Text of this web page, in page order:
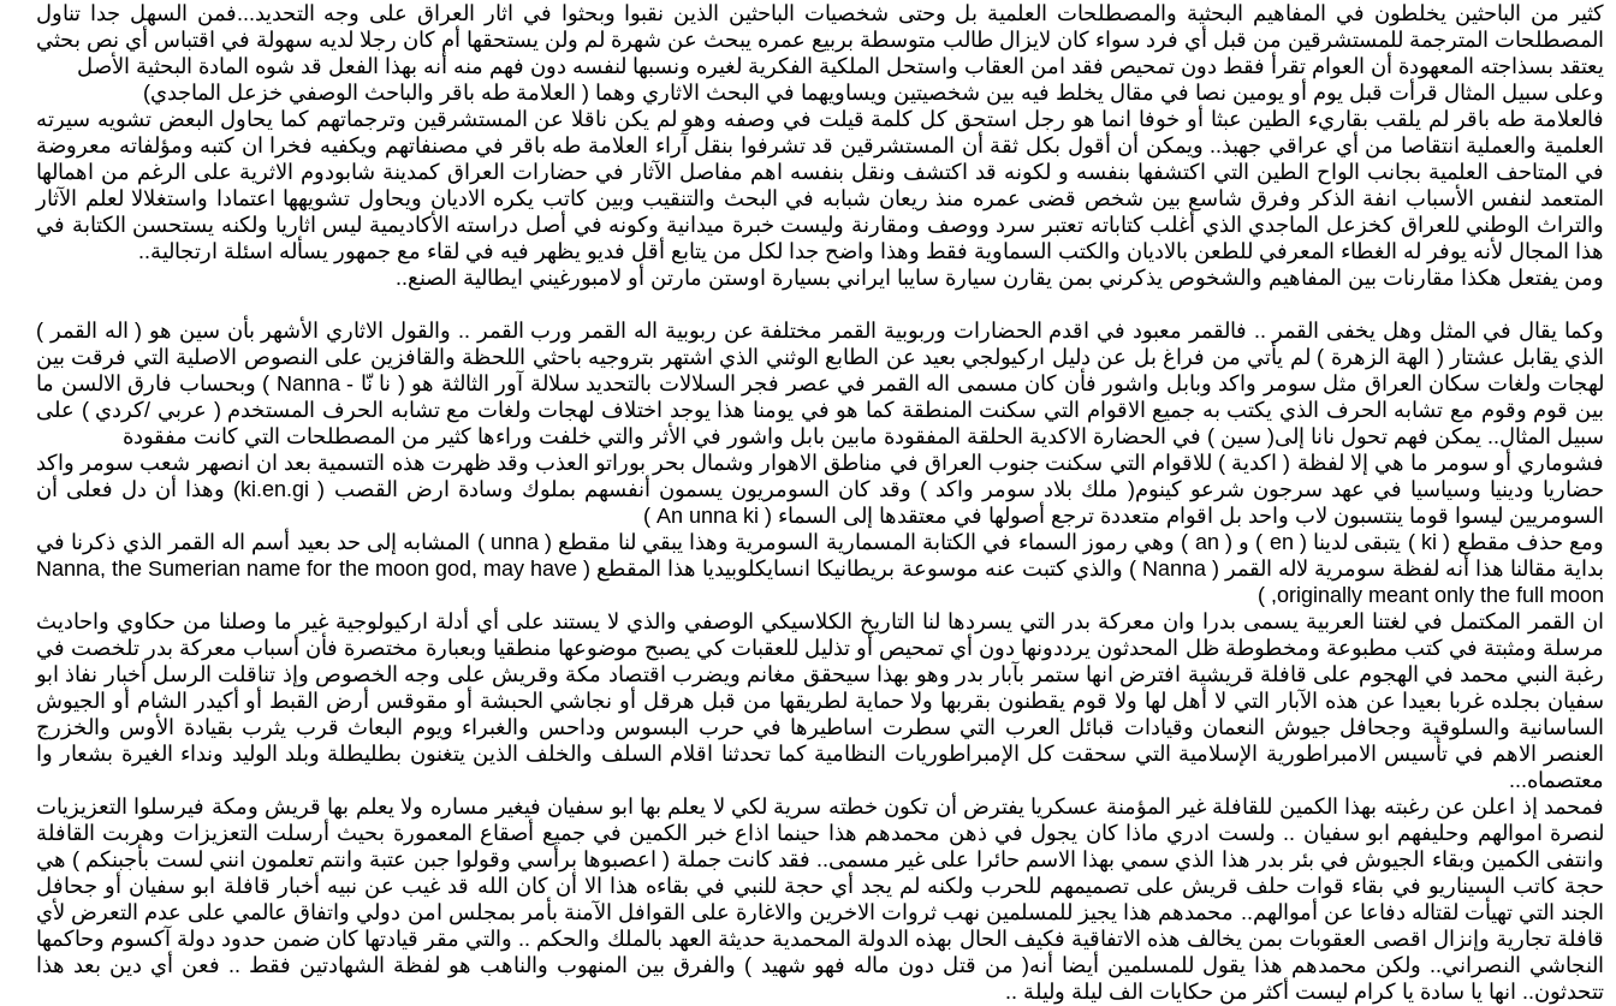
كثير من الباحثين يخلطون في المفاهيم البحثية والمصطلحات العلمية بل وحتى شخصيات الباحثين الذين نقبوا وبحثوا في اثار العراق على وجه التحديد...فمن السهل جدا تناول
المصطلحات المترجمة للمستشرقين من قبل أي فرد سواء كان لايزال طالب متوسطة بربيع عمره يبحث عن شهرة لم ولن يستحقها أم كان رجلا لديه سهولة في اقتباس أي نص بحثي
يعتقد بسذاجته المعهودة أن العوام تقرأ فقط دون تمحيص فقد امن العقاب واستحل الملكية الفكرية لغيره ونسبها لنفسه دون فهم منه أنه بهذا الفعل قد شوه المادة البحثية الأصل
وعلى سبيل المثال قرأت قبل يوم أو يومين نصا في مقال يخلط فيه بين شخصيتين ويساويهما في البحث الاثاري وهما ( العلامة طه باقر والباحث الوصفي خزعل الماجدي)
فالعلامة طه باقر لم يلقب بقاريء الطين عبثا أو خوفا انما هو رجل استحق كل كلمة قيلت في وصفه وهو لم يكن ناقلا عن المستشرقين وترجماتهم كما يحاول البعض تشويه سيرته
العلمية والعملية انتقاصا من أي عراقي جهبذ.. ويمكن أن أقول بكل ثقة أن المستشرقين قد تشرفوا بنقل آراء العلامة طه باقر في مصنفاتهم ويكفيه فخرا ان كتبه ومؤلفاته معروضة
في المتاحف العلمية بجانب الواح الطين التي اكتشفها بنفسه و لكونه قد اكتشف ونقل بنفسه اهم مفاصل الآثار في حضارات العراق كمدينة شابودوم الاثرية على الرغم من اهمالها
المتعمد لنفس الأسباب انفة الذكر وفرق شاسع بين شخص قضى عمره منذ ريعان شبابه في البحث والتنقيب وبين كاتب يكره الاديان ويحاول تشويهها اعتمادا واستغلالا لعلم الآثار
والتراث الوطني للعراق كخزعل الماجدي الذي أغلب كتاباته تعتبر سرد ووصف ومقارنة وليست خبرة ميدانية وكونه في أصل دراسته الأكاديمية ليس اثاريا ولكنه يستحسن الكتابة في
هذا المجال لأنه يوفر له الغطاء المعرفي للطعن بالاديان والكتب السماوية فقط وهذا واضح جدا لكل من يتابع أقل فديو يظهر فيه في لقاء مع جمهور يسأله اسئلة ارتجالية..
ومن يفتعل هكذا مقارنات بين المفاهيم والشخوص يذكرني بمن يقارن سيارة سايبا ايراني بسيارة اوستن مارتن أو لامبورغيني ايطالية الصنع..
وكما يقال في المثل وهل يخفى القمر .. فالقمر معبود في اقدم الحضارات وربوبية القمر مختلفة عن ربوبية اله القمر ورب القمر .. والقول الاثاري الأشهر بأن سين هو ( اله القمر )
الذي يقابل عشتار ( الهة الزهرة ) لم يأتي من فراغ بل عن دليل اركيولجي بعيد عن الطابع الوثني الذي اشتهر بتروجيه باحثي اللحظة والقافزين على النصوص الاصلية التي فرقت بين
لهجات ولغات سكان العراق مثل سومر واكد وبابل واشور فأن كان مسمى اله القمر في عصر فجر السلالات بالتحديد سلالة آور الثالثة هو ( نا نّا - Nanna ) وبحساب فارق الالسن ما
بين قوم وقوم مع تشابه الحرف الذي يكتب به جميع الاقوام التي سكنت المنطقة كما هو في يومنا هذا يوجد اختلاف لهجات ولغات مع تشابه الحرف المستخدم ( عربي /كردي ) على
سبيل المثال.. يمكن فهم تحول نانا إلى( سين ) في الحضارة الاكدية الحلقة المفقودة مابين بابل واشور في الأثر والتي خلفت وراءها كثير من المصطلحات التي كانت مفقودة
فشوماري أو سومر ما هي إلا لفظة ( اكدية ) للاقوام التي سكنت جنوب العراق في مناطق الاهوار وشمال بحر بوراتو العذب وقد ظهرت هذه التسمية بعد ان انصهر شعب سومر واكد
حضاريا ودينيا وسياسيا في عهد سرجون شرعو كينوم( ملك بلاد سومر واكد ) وقد كان السومريون يسمون أنفسهم بملوك وسادة ارض القصب ( ki.en.gi) وهذا أن دل فعلى أن
السومريين ليسوا قوما ينتسبون لاب واحد بل اقوام متعددة ترجع أصولها في معتقدها إلى السماء ( An unna ki )
ومع حذف مقطع ( ki ) يتبقى لدينا ( en ) و ( an ) وهي رموز السماء في الكتابة المسمارية السومرية وهذا يبقي لنا مقطع ( unna ) المشابه إلى حد بعيد أسم اله القمر الذي ذكرنا في
بداية مقالنا هذا أنه لفظة سومرية لاله القمر ( Nanna ) والذي كتبت عنه موسوعة بريطانيكا انسايكلوبيديا هذا المقطع ( Nanna, the Sumerian name for the moon god, may have
originally meant only the full moon, )
ان القمر المكتمل في لغتنا العربية يسمى بدرا وان معركة بدر التي يسردها لنا التاريخ الكلاسيكي الوصفي والذي لا يستند على أي أدلة اركيولوجية غير ما وصلنا من حكاوي واحاديث
مرسلة ومثبتة في كتب مطبوعة ومخطوطة ظل المحدثون يرددونها دون أي تمحيص أو تذليل للعقبات كي يصبح موضوعها منطقيا وبعبارة مختصرة فأن أسباب معركة بدر تلخصت في
رغبة النبي محمد في الهجوم على قافلة قريشية افترض انها ستمر بآبار بدر وهو بهذا سيحقق مغانم ويضرب اقتصاد مكة وقريش على وجه الخصوص وإذ تناقلت الرسل أخبار نفاذ ابو
سفيان بجلده غربا بعيدا عن هذه الآبار التي لا أهل لها ولا قوم يقطنون بقربها ولا حماية لطريقها من قبل هرقل أو نجاشي الحبشة أو مقوقس أرض القبط أو أكيدر الشام أو الجيوش
الساسانية والسلوقية وجحافل جيوش النعمان وقيادات قبائل العرب التي سطرت اساطيرها في حرب البسوس وداحس والغبراء ويوم البعاث قرب يثرب بقيادة الأوس والخزرج
العنصر الاهم في تأسيس الامبراطورية الإسلامية التي سحقت كل الإمبراطوريات النظامية كما تحدثنا اقلام السلف والخلف الذين يتغنون بطليطلة وبلد الوليد ونداء الغيرة بشعار وا
معتصماه...
فمحمد إذ اعلن عن رغبته بهذا الكمين للقافلة غير المؤمنة عسكريا يفترض أن تكون خطته سرية لكي لا يعلم بها ابو سفيان فيغير مساره ولا يعلم بها قريش ومكة فيرسلوا التعزيزيات
لنصرة اموالهم وحليفهم ابو سفيان .. ولست ادري ماذا كان يجول في ذهن محمدهم هذا حينما اذاع خبر الكمين في جميع أصقاع المعمورة بحيث أرسلت التعزيزات وهربت القافلة
وانتفى الكمين وبقاء الجيوش في بئر بدر هذا الذي سمي بهذا الاسم حائرا على غير مسمى.. فقد كانت جملة ( اعصبوها برأسي وقولوا جبن عتبة وانتم تعلمون انني لست بأجبنكم ) هي
حجة كاتب السيناريو في بقاء قوات حلف قريش على تصميمهم للحرب ولكنه لم يجد أي حجة للنبي في بقاءه هذا الا أن كان الله قد غيب عن نبيه أخبار قافلة ابو سفيان أو جحافل
الجند التي تهيأت لقتاله دفاعا عن أموالهم.. محمدهم هذا يجيز للمسلمين نهب ثروات الاخرين والاغارة على القوافل الآمنة بأمر بمجلس امن دولي واتفاق عالمي على عدم التعرض لأي
قافلة تجارية وإنزال اقصى العقوبات بمن يخالف هذه الاتفاقية فكيف الحال بهذه الدولة المحمدية حديثة العهد بالملك والحكم .. والتي مقر قيادتها كان ضمن حدود دولة آكسوم وحاكمها
النجاشي النصراني.. ولكن محمدهم هذا يقول للمسلمين أيضا أنه( من قتل دون ماله فهو شهيد ) والفرق بين المنهوب والناهب هو لفظة الشهادتين فقط .. فعن أي دين بعد هذا
تتحدثون.. انها يا سادة يا كرام ليست أكثر من حكايات الف ليلة وليلة ..